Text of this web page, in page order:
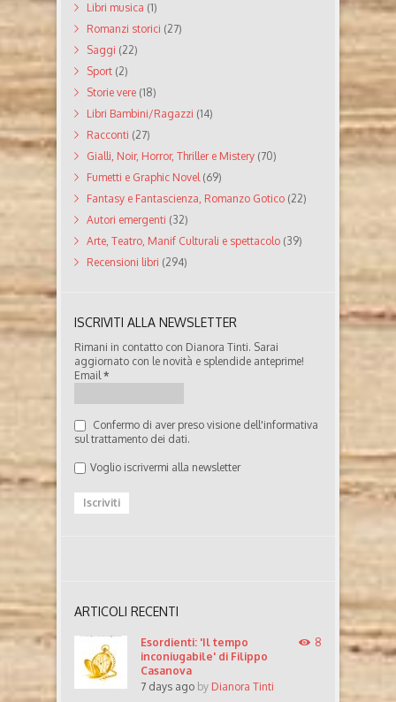
Libri musica (1)
Romanzi storici (27)
Saggi (22)
Sport (2)
Storie vere (18)
Libri Bambini/Ragazzi (14)
Racconti (27)
Gialli, Noir, Horror, Thriller e Mistery (70)
Fumetti e Graphic Novel(69)
Fantasy e Fantascienza, Romanzo Gotico (22)
Autori emergenti (32)
Arte, Teatro, Manif Culturali e spettacolo (39)
Recensioni libri (294)
ISCRIVITI ALLA NEWSLETTER
Rimani in contatto con Dianora Tinti. Sarai
aggiornato con le novità e splendide anteprime!
Email*
Confermo di aver preso visione dell'informativa
sul trattamento dei dati.
Voglio iscrivermi alla newsletter
ARTICOLI RECENTI
Esordienti: 'Il tempo
inconiugabile' di Filippo
Casanova
7 days ago by Dianora Tinti
8